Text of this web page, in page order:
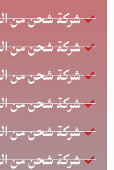
شركة شحن من
شركة شحن من
شركة شحن من
شركة شحن من
شركة شحن من
شركة شحن من